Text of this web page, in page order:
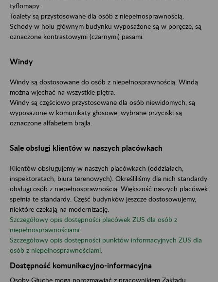
tyflomapy.
Toalety są przystosowane dla osób z niepełnosprawnością.
Schody w holu głównym budynku wyposażone są w poręcze, są
oznaczone kontrastowymi (czarnymi) pasami.
Windy
Windy są dostosowane do osób z niepełnosprawnością. Windą
można wjechać na wszystkie piętra.
Windy są częściowo przystosowane dla osób niewidomych, są
wyposażone w komunikaty głosowe, wybrane przyciski są
oznaczone alfabetem brajla.
Sale obsługi klientów w naszych placówkach
Klientów obsługujemy w naszych placówkach (oddziałach,
inspektoratach, biura terenowych). Określiliśmy dla nich standardy
obsługi osób z niepełnosprawnością. Większość naszych placówek
spełnia te standardy. Część budynków jeszcze dostosowujemy,
niektóre czekają na modernizację.
Szczegółowy opis dostępności placówek ZUS dla osób z
niepełnosprawnościami.
Szczegółowy opis dostępności punktów informacyjnych ZUS dla
osób z niepełnosprawnościami.
Dostępność komunikacyjno-informacyjna
Osoby Głuche mogą porozmawiać z pracownikiem Zakładu